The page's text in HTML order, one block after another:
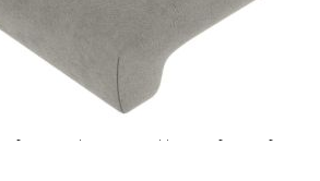
в количката си с бутона "Добави в
ще можете да изберете броя
е с информационна цел.
в количката си с бутона "Добави в